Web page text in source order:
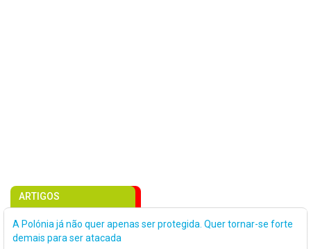
ARTIGOS
A Polónia já não quer apenas ser protegida. Quer tornar-se forte
demais para ser atacada